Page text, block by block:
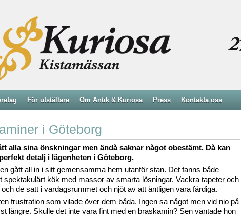
För utställare Om Antik & Kuriosa Press Kontakta oss
i Göteborg
alla sina önskningar men ändå saknar något obestämt. Då kan
detalj i lägenheten i Göteborg.
gått all in i sitt gemensamma hem utanför stan. Det fanns både
kök med massor av smarta lösningar. Vackra tapeter och
de satt i vardagsrummet och njöt av att äntligen vara färdiga.
frustration som vilade över dem båda. Ingen sa något men vid nio på
längre. Skulle det inte vara fint med en braskamin? Sen väntade hon